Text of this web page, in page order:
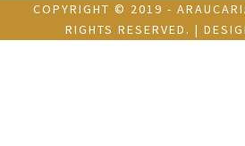
COPYRIGHT © 2019 -
RIGHTS RESERVED. |